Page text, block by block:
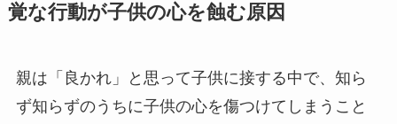
覚な行動が子供の心を蝕む原因
親は「良かれ」と思って子供に接する中で、知ら
ず知らずのうちに子供の心を傷つけてしまうこと